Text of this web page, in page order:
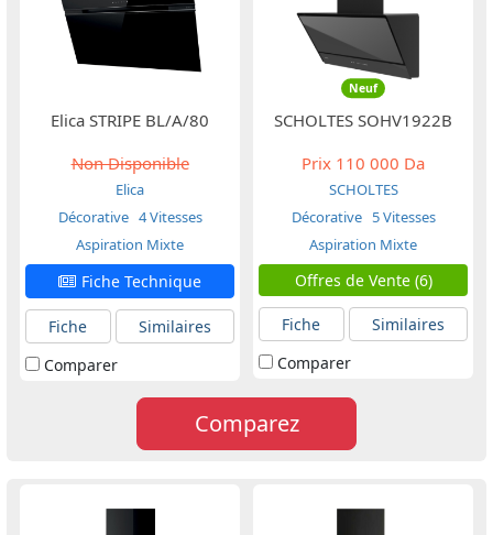
Elica STRIPE BL/A/80
Non Disponible
Elica
Décorative 4 Vitesses
Aspiration Mixte
Fiche Technique
Fiche
Similaires
Comparer
Neuf
SCHOLTES SOHV1922B
Prix 110 000 Da
SCHOLTES
Décorative 5 Vitesses
Aspiration Mixte
Offres de Vente (6)
Fiche
Similaires
Comparer
Comparez